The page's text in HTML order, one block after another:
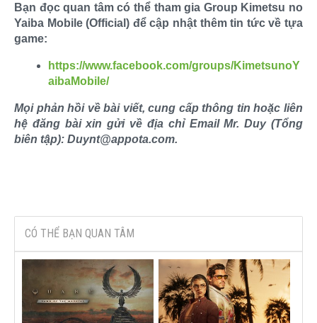
Bạn đọc quan tâm có thể tham gia Group Kimetsu no
Yaiba Mobile (Official) để cập nhật thêm tin tức về tựa
game:
https://www.facebook.com/groups/KimetsunoY
aibaMobile/
Mọi phản hồi về bài viết, cung cấp thông tin hoặc liên
hệ đăng bài xin gửi về địa chỉ Email Mr. Duy (Tổng
biên tập): Duynt@appota.com.
CÓ THỂ BẠN QUAN TÂM